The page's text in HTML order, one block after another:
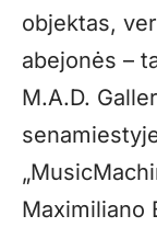
objektas,
abejonės –
M.A.D.
Maximiliano